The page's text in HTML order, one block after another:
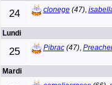
24 clonege(47),
Lundi
25 Pibrac(47),
Mardi